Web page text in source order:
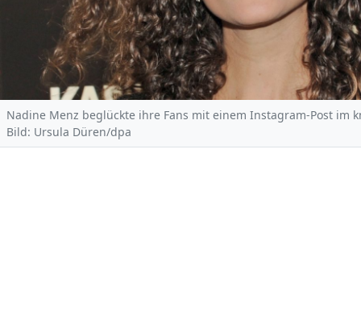
Nadine Menz beglückte ihre Fans mit einem Instagram-Post im
Bild: Ursula Düren/dpa